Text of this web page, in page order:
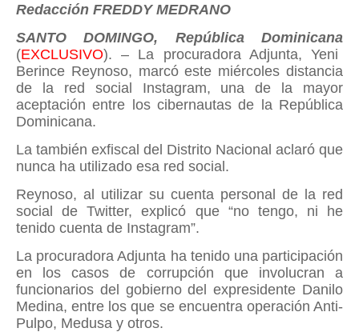
Redacción FREDDY MEDRANO
SANTO DOMINGO, República Dominicana
(EXCLUSIVO). – La procuradora Adjunta, Yeni
Berince Reynoso, marcó este miércoles distancia
de la red social Instagram, una de la mayor
aceptación entre los cibernautas de la República
Dominicana.
La también exfiscal del Distrito Nacional aclaró que
nunca ha utilizado esa red social.
Reynoso, al utilizar su cuenta personal de la red
social de Twitter, explicó que “no tengo, ni he
tenido cuenta de Instagram”.
La procuradora Adjunta ha tenido una participación
en los casos de corrupción que involucran a
funcionarios del gobierno del expresidente Danilo
Medina, entre los que se encuentra operación Anti-
Pulpo, Medusa y otros.